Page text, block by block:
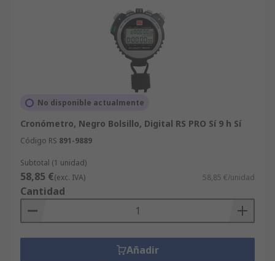
No disponible actualmente
Cronómetro, Negro Bolsillo, Digital RS PRO Sí 9 h Sí
Código RS 891-9889
Subtotal (1 unidad)
58,85 €(exc. IVA) 58,85 €/unidad
Cantidad
Añadir